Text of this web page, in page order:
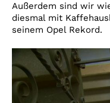
Außerdem sind wir
diesmal mit
seinem Opel Rekord.